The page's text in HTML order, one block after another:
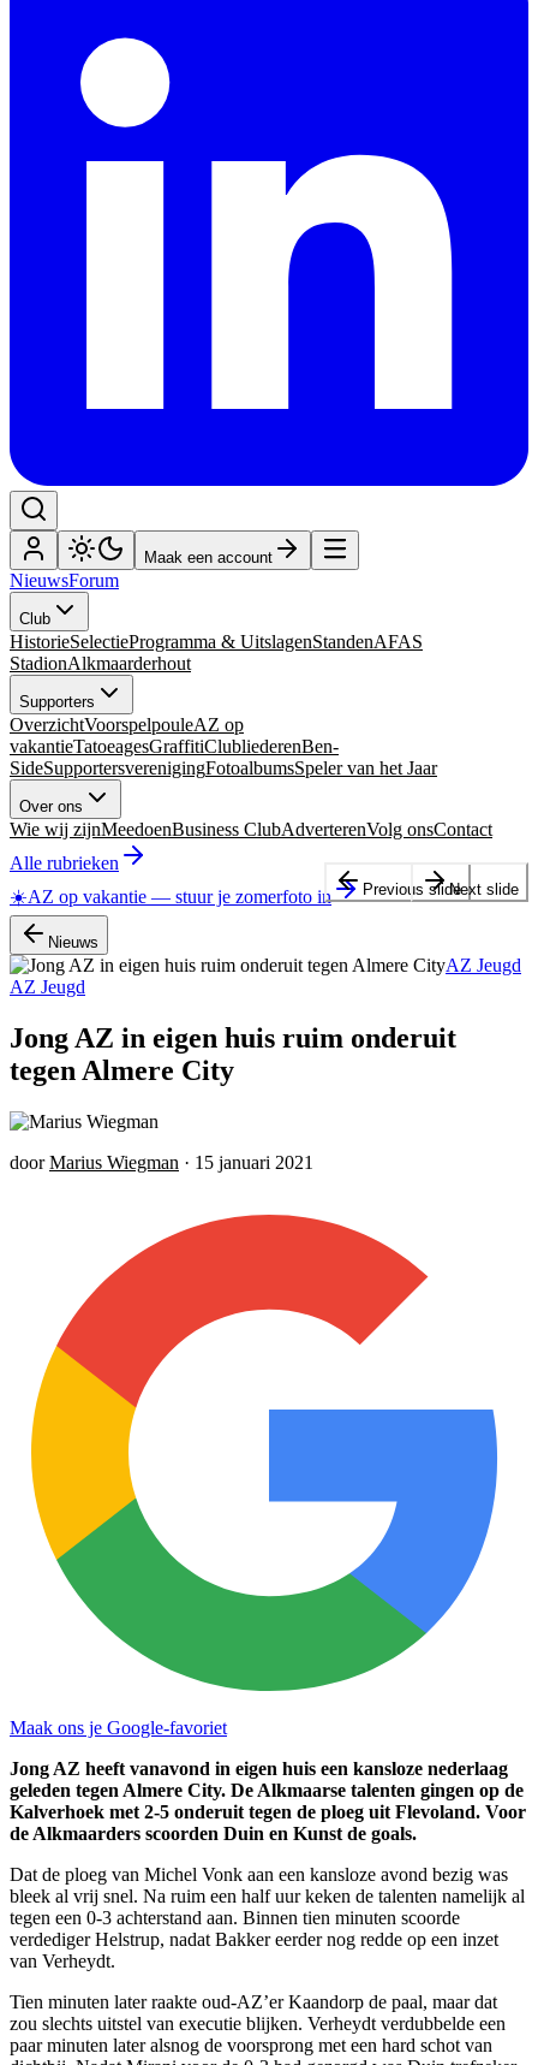
Maak een account
NieuwsForum
Club
HistorieSelectieProgramma & UitslagenStandenAFAS
StadionAlkmaarderhout
Supporters
OverzichtVoorspelpouleAZ op
vakantieTatoeagesGraffitiClubliederenBen-
SideSupportersverenigingFotoalbumsSpeler van het Jaar
Over ons
Wie wij zijnMeedoenBusiness ClubAdverterenVolg onsContact
Alle rubrieken
☀️AZ op vakantie — stuur je zomerfoto in
Nieuws
AZ Jeugd
AZ Jeugd
Jong AZ in eigen huis ruim onderuit
tegen Almere City
door Marius Wiegman · 15 januari 2021
Maak ons je Google-favoriet
Jong AZ heeft vanavond in eigen huis een kansloze nederlaag
geleden tegen Almere City. De Alkmaarse talenten gingen op de
Kalverhoek met 2-5 onderuit tegen de ploeg uit Flevoland. Voor
de Alkmaarders scoorden Duin en Kunst de goals.
Dat de ploeg van Michel Vonk aan een kansloze avond bezig was
bleek al vrij snel. Na ruim een half uur keken de talenten namelijk al
tegen een 0-3 achterstand aan. Binnen tien minuten scoorde
verdediger Helstrup, nadat Bakker eerder nog redde op een inzet
van Verheydt.
Tien minuten later raakte oud-AZ’er Kaandorp de paal, maar dat
zou slechts uitstel van executie blijken. Verheydt verdubbelde een
paar minuten later alsnog de voorsprong met een hard schot van
Previous slideNext slide